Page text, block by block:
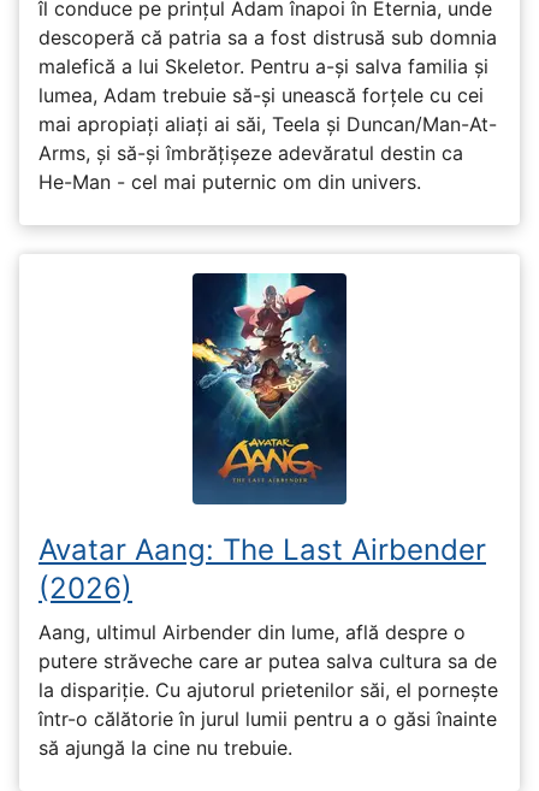
îl conduce pe prințul Adam înapoi în Eternia, unde
descoperă că patria sa a fost distrusă sub domnia
malefică a lui Skeletor. Pentru a-și salva familia și
lumea, Adam trebuie să-și unească forțele cu cei
mai apropiați aliați ai săi, Teela și Duncan/Man-At-
Arms, și să-și îmbrățișeze adevăratul destin ca
He-Man - cel mai puternic om din univers.
Avatar Aang: The Last Airbender
(2026)
Aang, ultimul Airbender din lume, află despre o
putere străveche care ar putea salva cultura sa de
la dispariție. Cu ajutorul prietenilor săi, el pornește
într-o călătorie în jurul lumii pentru a o găsi înainte
să ajungă la cine nu trebuie.